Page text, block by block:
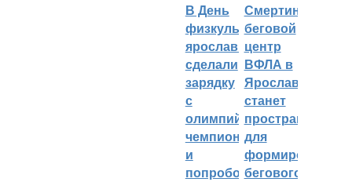
В День
физкультурника
ярославцы
сделали
зарядку
с
олимпийским
чемпионом
и
попробовали
Смертин:
беговой
центр
ВФЛА в
Ярославле
станет
пространством
для
формирования
бегового